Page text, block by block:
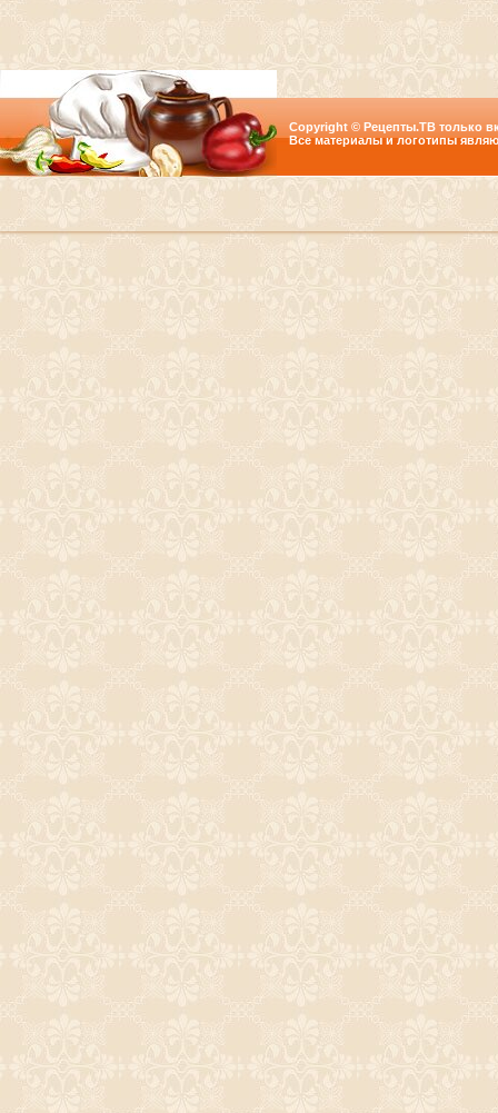
Copyright © Рецепты.ТВ только
Все материалы и логотипы